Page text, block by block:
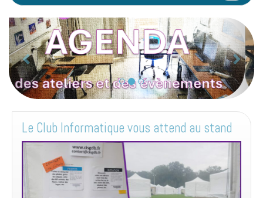
Le coin des bidouilleurs
P
r
é
c
e
d
e
n
S
u
i
v
a
n
Le Club Informatique vous attend au stand